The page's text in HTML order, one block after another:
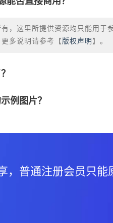
，这里所提供资源均只能用于
多说明请参考【 版权声明 】。
例图片？
，普通注册会员只